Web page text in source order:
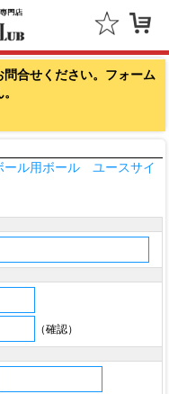
合せください。フォーム
ル用ボール ユースサイ
（確認）
）